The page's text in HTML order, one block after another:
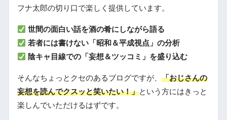
フナ太郎の切り口で楽しく提供しています。
世間の面白い話を酒の肴にしながら語る
若者には書けない「昭和＆平成視点」の分析
陰キャ目線での「妄想＆ツッコミ」を盛り込む
そんなちょっとクセのあるブログですが、 「おじさんの
妄想を読んでクスッと笑いたい！」という方にはきっと
楽しんでいただけるはずです。